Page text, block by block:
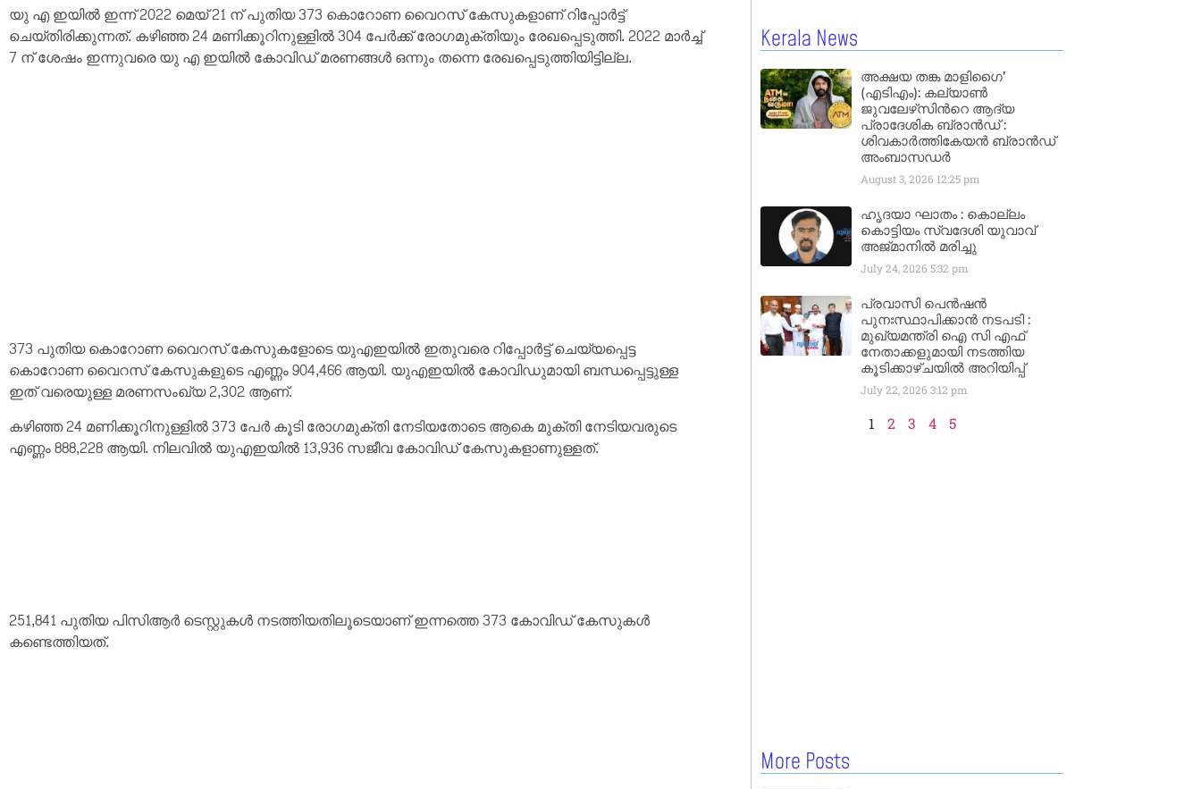
യു എ ഇയിൽ ഇന്ന് 2022 മെയ് 21 ന് പുതിയ 373 കൊറോണ വൈറസ് കേസുകളാണ് റിപ്പോർട്ട്
ചെയ്തിരിക്കുന്നത്. കഴിഞ്ഞ 24 മണിക്കൂറിനുള്ളിൽ 304 പേർക്ക് രോഗമുക്‌തിയും രേഖപ്പെടുത്തി. 2022 മാർച്ച്
7 ന് ശേഷം ഇന്നുവരെ യു എ ഇയിൽ കോവിഡ് മരണങ്ങൾ ഒന്നും തന്നെ രേഖപ്പെടുത്തിയിട്ടില്ല.
373 പുതിയ കൊറോണ വൈറസ് കേസുകളോടെ യുഎഇയിൽ ഇതുവരെ റിപ്പോർട്ട് ചെയ്യപ്പെട്ട
കൊറോണ വൈറസ് കേസുകളുടെ എണ്ണം 904,466 ആയി. യുഎഇയിൽ കോവിഡുമായി ബന്ധപ്പെട്ടുള്ള
ഇത് വരെയുള്ള മരണസംഖ്യ 2,302 ആണ്.
കഴിഞ്ഞ 24 മണിക്കൂറിനുള്ളിൽ 373 പേർ കൂടി രോഗമുക്‌തി നേടിയതോടെ ആകെ മുക്‌തി നേടിയവരുടെ
എണ്ണം 888,228 ആയി. നിലവിൽ യുഎഇയിൽ 13,936 സജീവ കോവിഡ് കേസുകളാണുള്ളത്.
251,841 പുതിയ പിസിആർ ടെസ്റ്റുകൾ നടത്തിയതിലൂടെയാണ് ഇന്നത്തെ 373 കോവിഡ് കേസുകൾ
കണ്ടെത്തിയത്.
Kerala News
അക്ഷയ തങ്ക മാളിഗൈ’
(എടിഎം): കല്യാണ്‍
ജുവലേഴ്‌സിന്‍റെ ആദ്യ
പ്രാദേശിക ബ്രാന്‍ഡ് :
ശിവകാര്‍ത്തികേയന്‍ ബ്രാന്‍ഡ്
അംബാസഡര്‍
August 3, 2026 12:25 pm
ഹൃദയാ ഘാതം : കൊല്ലം
കൊട്ടിയം സ്വദേശി യുവാവ്
അജ്മാനിൽ മരിച്ചു
July 24, 2026 5:32 pm
പ്രവാസി പെൻഷൻ
പുനഃസ്ഥാപിക്കാൻ നടപടി :
മുഖ്യമന്ത്രി ഐ സി എഫ്
നേതാക്കളുമായി നടത്തിയ
കൂടിക്കാഴ്ചയിൽ അറിയിപ്പ്
July 22, 2026 3:12 pm
1 2 3 4 5
More Posts